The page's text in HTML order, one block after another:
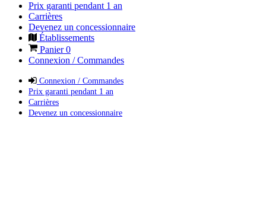
Prix garanti pendant 1 an
Carrières
Devenez un concessionnaire
Établissements
Panier0
Connexion / Commandes
Connexion / Commandes
Prix garanti pendant 1 an
Carrières
Devenez un concessionnaire